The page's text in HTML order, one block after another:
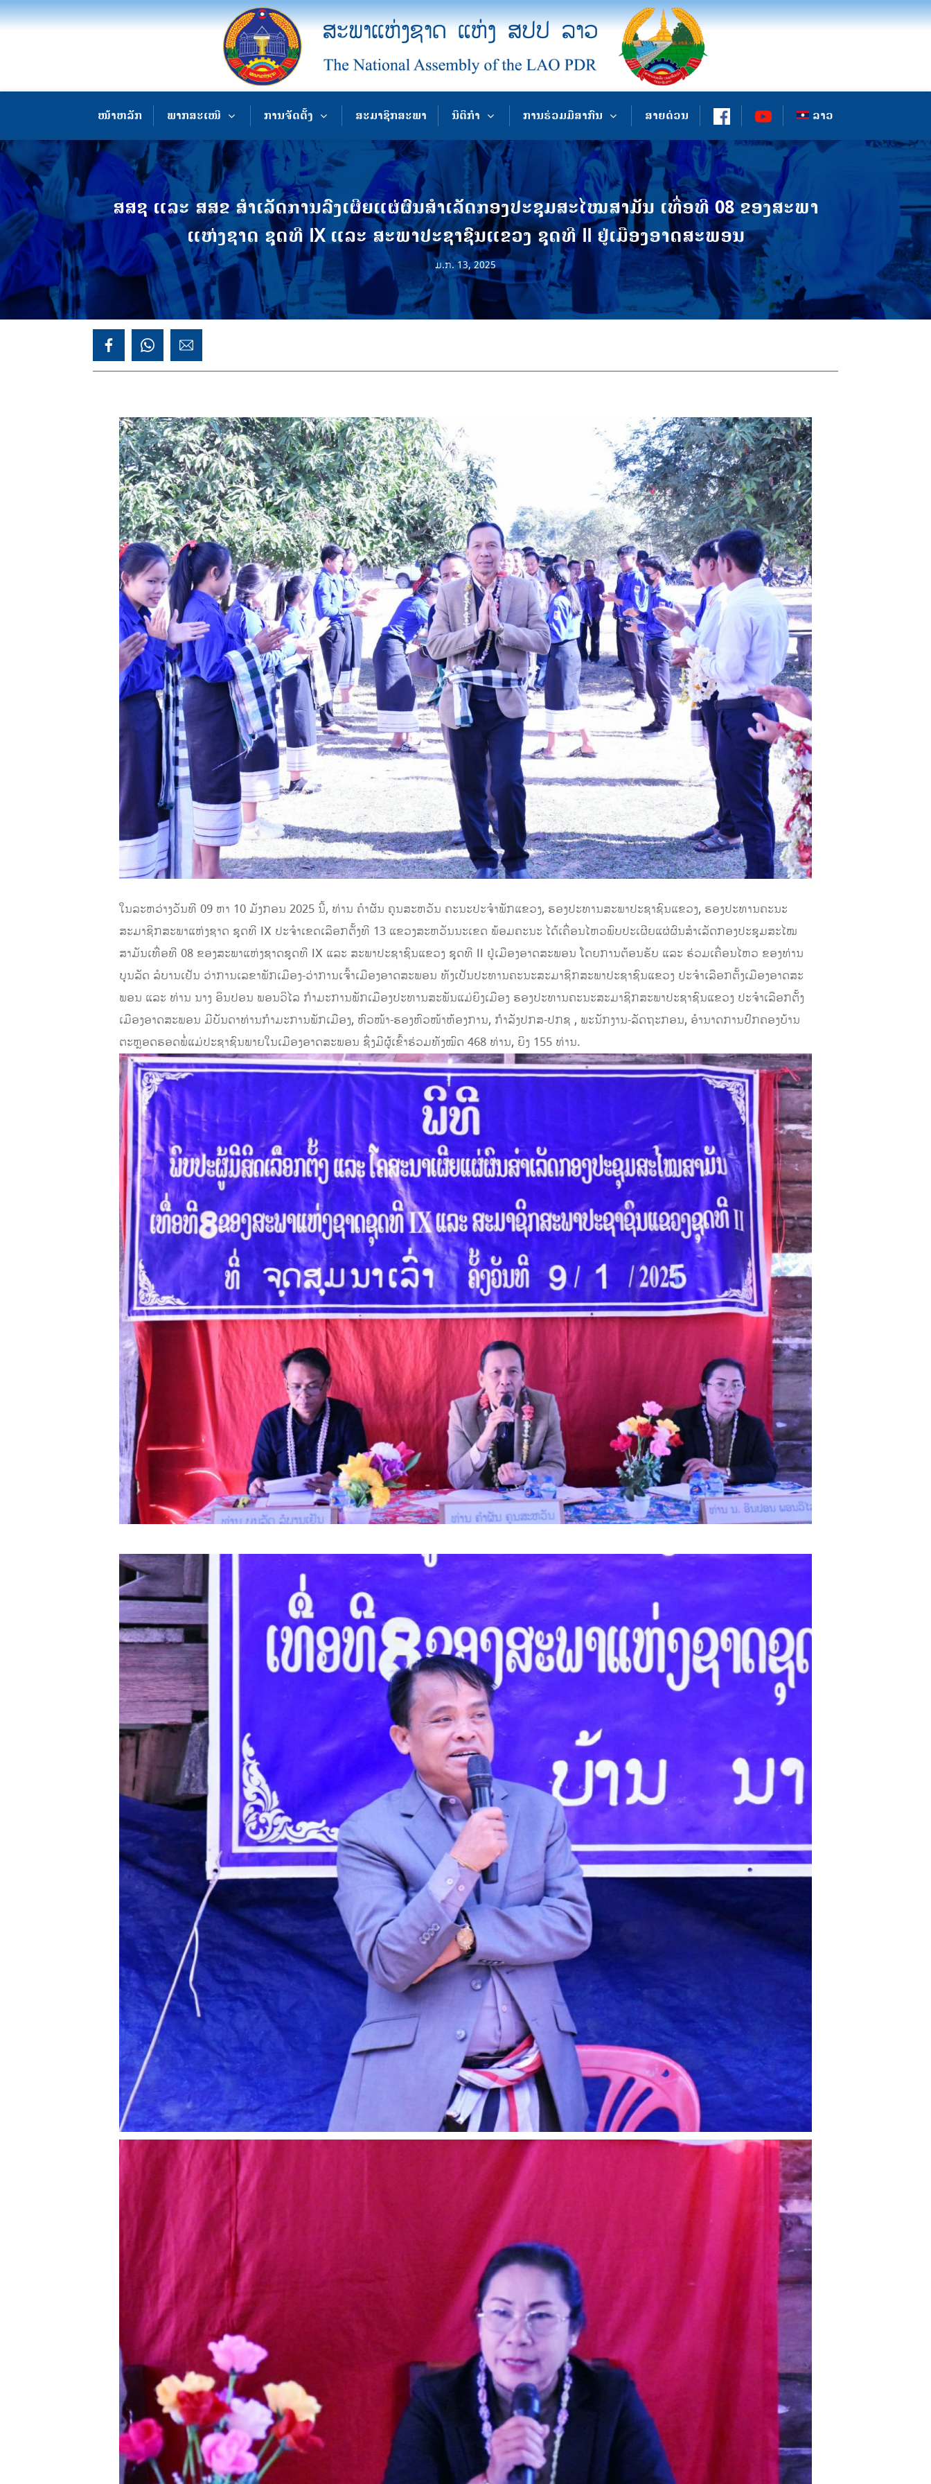
ໜ້າຫລັກ ພາກສະເໜີ ການຈັດຕັ້ງ ສະມາຊິກສະພາ ນິຕິກຳ ການຮ່ວມມືສາກົນ ສາຍດ່ວນ ລາວ
ສສຊ ແລະ ສສຂ ສຳເລັດການລົງເຜີຍແຜ່ຜົນສຳເລັດກອງປະຊຸມສະໄໝສາມັນ ເທື່ອທີ 08 ຂອງສະພາ
ແຫ່ງຊາດ ຊຸດທີ IX ແລະ ສະພາປະຊາຊົນແຂວງ ຊຸດທີ II ຢູ່ເມືອງອາດສະພອນ
ມ.ກ. 13, 2025
ໃນລະຫວ່າງວັນທີ 09 ຫາ 10 ມັງກອນ 2025 ນີ້, ທ່ານ ຄໍາຜັນ ຄູນສະຫວັນ ຄະນະປະຈໍາພັກແຂວງ, ຮອງປະທານສະພາປະຊາຊົນແຂວງ, ຮອງປະທານຄະນະ
ສະມາຊິກສະພາແຫ່ງຊາດ ຊຸດທີ IX ປະຈຳເຂດເລືອກຕັ້ງທີ 13 ແຂວງສະຫວັນນະເຂດ ພ້ອມຄະນະ ໄດ້ເຄື່ອນໄຫວພົບປະເຜີຍແຜ່ຜົນສຳເລັດກອງປະຊຸມສະໄໝ
ສາມັນເທື່ອທີ 08 ຂອງສະພາແຫ່ງຊາດຊຸດທີ IX ແລະ ສະພາປະຊາຊົນແຂວງ ຊຸດທີ II ຢູ່ເມືອງອາດສະພອນ ໂດຍການຕ້ອນຮັບ ແລະ ຮ່ວມເຄື່ອນໄຫວ ຂອງທ່ານ
ບຸນລັດ ລໍບານເຢັນ ວ່າການເລຂາພັກເມືອງ-ວ່າການເຈົ້າເມືອງອາດສະພອນ ທັງເປັນປະທານຄະນະສະມາຊິກສະພາປະຊາຊົນແຂວງ ປະຈຳເລືອກຕັ້ງເມືອງອາດສະ
ພອນ ແລະ ທ່ານ ນາງ ອິນປອນ ພອນວິໄລ ກຳມະການພັກເມືອງປະທານສະພັນແມ່ຍິງເມືອງ ຮອງປະທານຄະນະສະມາຊິກສະພາປະຊາຊົນແຂວງ ປະຈຳເລືອກຕັ້ງ
ເມືອງອາດສະພອນ ມີບັນດາທ່ານກໍາມະການພັກເມືອງ, ຫົວໜ້າ-ຮອງຫົວໜ້າຫ້ອງການ, ກໍາລັງປກສ-ປກຊ , ພະນັກງານ-ລັດຖະກອນ, ອຳນາດການປົກຄອງບ້ານ
ຕະຫຼອດຮອດພໍ່ແມ່ປະຊາຊົນພາຍໃນເມືອງອາດສະພອນ ຊຶ່ງມີຜູ້ເຂົ້າຮ່ວມທັງໝົດ 468 ທ່ານ, ຍິງ 155 ທ່ານ.